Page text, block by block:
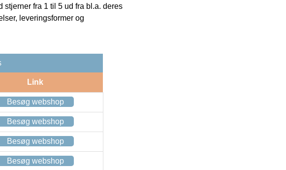
fra 1 til 5 ud fra bl.a. deres
leveringsformer og
Link
Besøg webshop
Besøg webshop
Besøg webshop
Besøg webshop